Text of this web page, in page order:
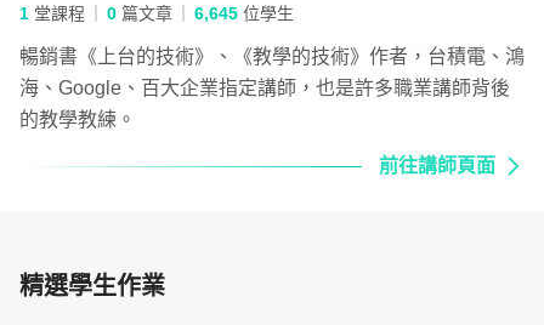
最讓我驚嘆連連的是「工作坊示範」這個部
分，福哥竟然找了一大群「臨演」，在疫情還
不明朗的時候，以驚人的意志力和執行力，用
三機三鏡的規格，把這件事情給辦成了！
大家看著演繹流暢的課程影片應該沒有感覺，
第二次看是因為要實際應用。
1 堂課程 0 篇文章 6,645 位學生
暢銷書《上台的技術》、《教學的技術》作者，台積電、鴻
海、Google、百大企業指定講師，也是許多職業講師背後
的教學教練。
前往講師頁面
精選學生作業